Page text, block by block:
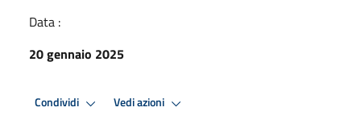
Data :
20 gennaio 2025
Condividi Vedi azioni